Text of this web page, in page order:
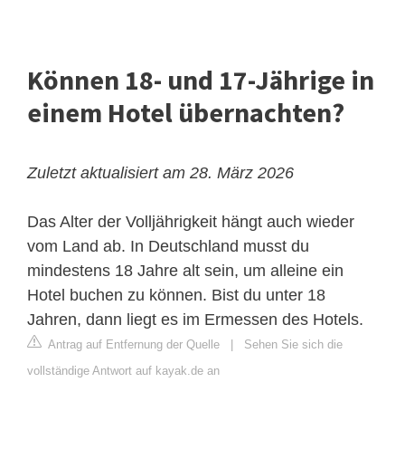
Können 18- und 17-Jährige in
einem Hotel übernachten?
Zuletzt aktualisiert am 28. März 2026
Das Alter der Volljährigkeit hängt auch wieder
vom Land ab. In Deutschland musst du
mindestens 18 Jahre alt sein, um alleine ein
Hotel buchen zu können. Bist du unter 18
Jahren, dann liegt es im Ermessen des Hotels.
Antrag auf Entfernung der Quelle
Sehen Sie sich die
vollständige Antwort auf kayak.de an